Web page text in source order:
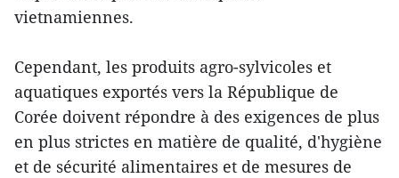
vietnamiennes.
Cependant, les produits agro-sylvicoles et
aquatiques exportés vers la République de
Corée doivent répondre à des exigences de plus
en plus strictes en matière de qualité, d'hygiène
et de sécurité alimentaires et de mesures de